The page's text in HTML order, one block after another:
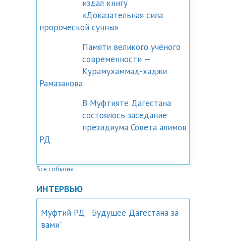
издал книгу
«Доказательная сила
пророческой сунны»
Памяти великого учёного
современности —
Курамухаммад-хаджи
Рамазанова
В Муфтияте Дагестана
состоялось заседание
президиума Совета алимов
РД
Все события
ИНТЕРВЬЮ
Муфтий РД: "Будущее Дагестана за
вами"